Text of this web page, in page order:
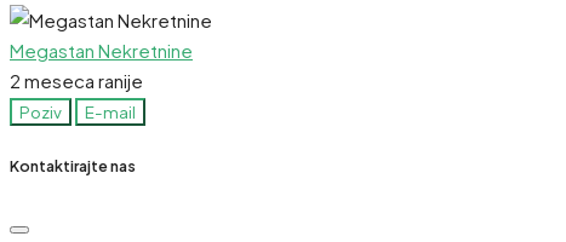
Megastan Nekretnine
2 meseca ranije
Poziv E-mail
Kontaktirajte nas